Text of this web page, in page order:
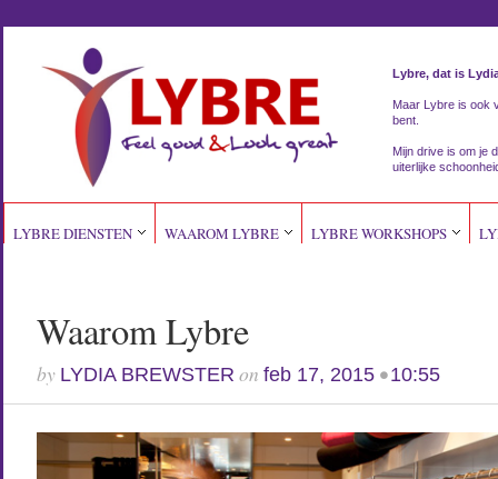
Lybre, dat is
Maar Lybre is ook
bent.
Mijn drive is om je
uiterlijke
LYBRE DIENSTEN WAAROM LYBRE LYBRE WORKSHOPS
Waarom Lybre
by LYDIA BREWSTER on feb 17, 2015•10:55